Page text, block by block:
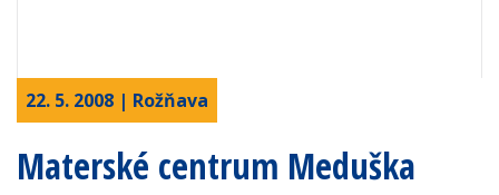
22. 5. 2008 | Rožňava
Materské centrum Meduška